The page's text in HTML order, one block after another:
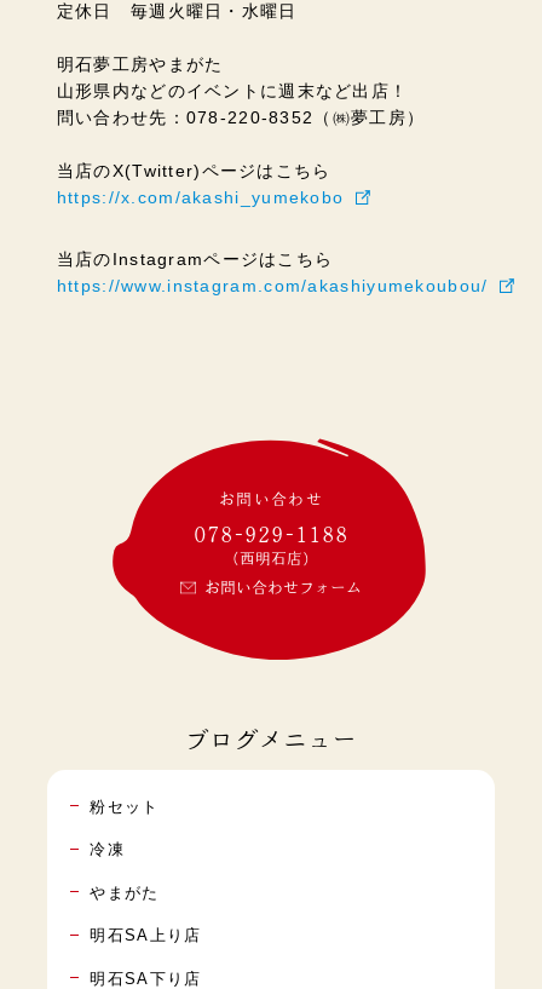
定休日 毎週火曜日・水曜日
明石夢工房やまがた
山形県内などのイベントに週末など出店！
問い合わせ先：078-220-8352（㈱夢工房）
当店のX(Twitter)ページはこちら
https://x.com/akashi_yumekobo
当店のInstagramページはこちら
https://www.instagram.com/akashiyumekoubou/
お問い合わせ
078-929-1188
(西明石店)
お問い合わせフォーム
ブログメニュー
粉セット
冷凍
やまがた
明石SA上り店
明石SA下り店